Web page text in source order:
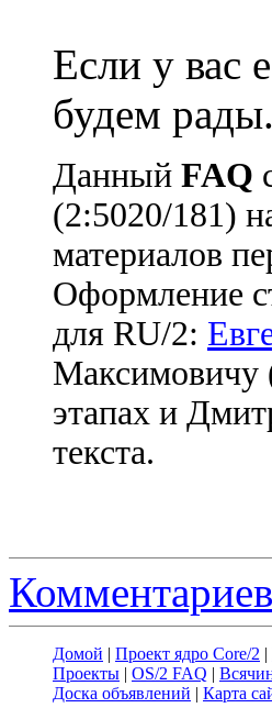
Если у вас
будем рады.
Данный FAQ
(2:5020/181)
материалов
Оформление
для RU/2:
Максимовичу
этапах и
текста.
Домой | Проект ядро Core/2 |
Проекты | OS/2 FAQ |
Доска объявлений | Карта